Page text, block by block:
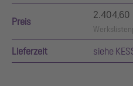
Preis
2.404,60
Lieferzeit siehe